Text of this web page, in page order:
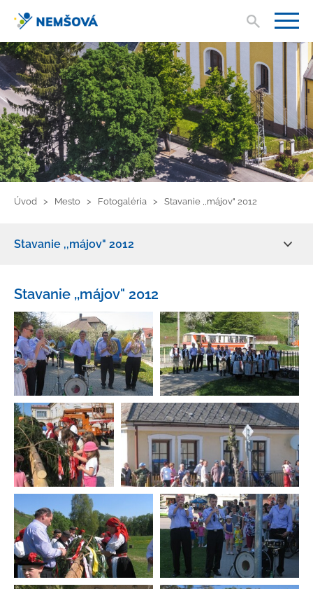
Úvod Mesto Fotogaléria Stavanie ,,májov" 2012
Stavanie ,,májov" 2012
O meste
Kultúra a šport
Ubytovanie a stravovanie
Strategické dokumenty
Územný plán mesta
Mapový portál
Nemšovský spravodajca
Mestský rozhlas
Odpadové hospodárstvo
Verejno-prospešné služby
Fotogaléria
Školstvo
Stavanie ,,májov" 2012